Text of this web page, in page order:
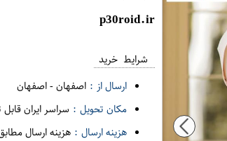
p30roid.ir
شرایط خرید
ارسال از : اصفهان-اصفهان
مکان تحویل : سراسر ایران
هزینه ارسال : هزینه ارسال